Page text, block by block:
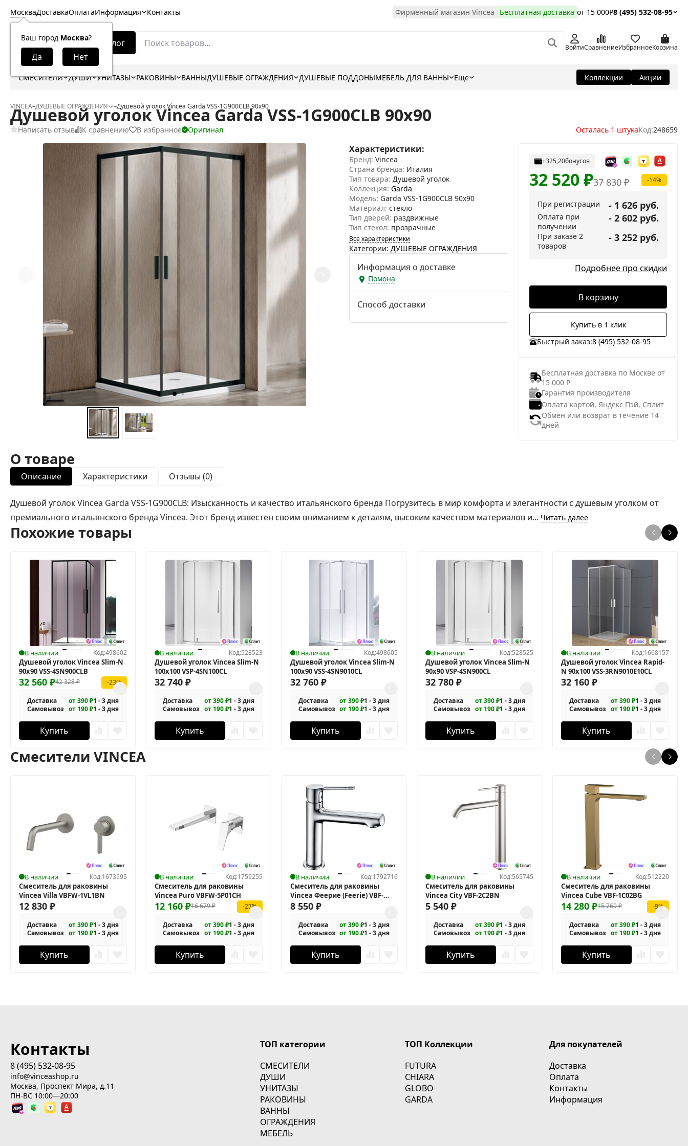
Москва
Ваш город Москва?
ДоставкаОплатаИнформация Контакты Фирменный магазин Vincea Бесплатная доставка от 15 000Р8 (495) 532-08-95
Каталог ВойтиСравнениеИзбранноеКорзина
СМЕСИТЕЛИ ДУШИ УНИТАЗЫ РАКОВИНЫ ВАННЫДУШЕВЫЕ ОГРАЖДЕНИЯ ДУШЕВЫЕ ПОДДОНЫМЕБЕЛЬ ДЛЯ ВАННЫ Еще Коллекции Акции
VINCEA–ДУШЕВЫЕ ОГРАЖДЕНИЯ –Душевой уголок Vincea Garda VSS-1G900CLB 90x90
Душевой уголок Vincea Garda VSS-1G900CLB 90x90
Написать отзыв К сравнению В избранное Оригинал Осталась 1 штукаКод:248659
Характеристики:
Бренд: Vincea
Страна бренда: Италия
Тип товара: Душевой уголок
Коллекция: Garda
Модель: Garda VSS-1G900CLB 90x90
Материал: стекло
Тип дверей: раздвижные
Тип стекол: прозрачные
Все характеристики
Категории: ДУШЕВЫЕ ОГРАЖДЕНИЯ
Информация о доставке
Помона
Способ доставки
+325,20бонусов
37 830₽
32 520₽ -14%
При регистрации - 1 626 руб.
Оплата при
получении
- 2 602 руб.
При заказе 2
товаров
- 3 252 руб.
Подробнее про скидки
В корзину
Купить в 1 клик
Быстрый заказ:8 (495) 532-08-95
Бесплатная доставка по Москве от
15 000 Р
Гарантия производителя
Оплата картой, Яндекс Пэй, Сплит
Обмен или возврат в течение 14
дней
О товаре
Описание Характеристики Отзывы (0)
Душевой уголок Vincea Garda VSS-1G900CLB: Изысканность и качество итальянского бренда Погрузитесь в мир комфорта и элегантности с душевым уголком от
премиального итальянского бренда Vincea. Этот бренд известен своим вниманием к деталям, высоким качеством материалов и... Читать далее
Похожие товары
В наличии Код:498602
Душевой уголок Vincea Slim-N
90x90 VSS-4SN900CLB
42 328₽
32 560 ₽ -23%
Доставка от 390 ₽1 - 3 дня
Самовывоз от 190 ₽1 - 3 дня
Купить
В наличии Код:528523
Душевой уголок Vincea Slim-N
100x100 VSP-4SN100CL
32 740 ₽
Доставка от 390 ₽1 - 3 дня
Самовывоз от 190 ₽1 - 3 дня
Купить
В наличии Код:498605
Душевой уголок Vincea Slim-N
100x90 VSS-4SN9010CL
32 760 ₽
Доставка от 390 ₽1 - 3 дня
Самовывоз от 190 ₽1 - 3 дня
Купить
В наличии Код:528525
Душевой уголок Vincea Slim-N
90x90 VSP-4SN900CL
32 780₽
Доставка от 390 ₽1 - 3 дня
Самовывоз от 190 ₽1 - 3 дня
Купить
В наличии Код:1668157
Душевой уголок Vincea Rapid-
N 90x100 VSS-3RN9010E10CL
32 160₽
Доставка от 390 ₽1 - 3 дня
Самовывоз от 190 ₽1 - 3 дня
Купить
Смесители VINCEA
В наличии Код:1673595
Смеситель для раковины
Vincea Villa VBFW-1VL1BN
12 830 ₽
Доставка от 390 ₽1 - 3 дня
Самовывоз от 190 ₽1 - 3 дня
Купить
В наличии Код:1759255
Смеситель для раковины
Vincea Puro VBFW-5P01CH
16 679₽
12 160 ₽ -27%
Доставка от 390 ₽1 - 3 дня
Самовывоз от 190 ₽1 - 3 дня
Купить
В наличии Код:1792716
Смеситель для раковины
Vincea Феерие (Feerie) VBF-
5FE1CH
8 550 ₽
Доставка от 390 ₽1 - 3 дня
Самовывоз от 190 ₽1 - 3 дня
Купить
В наличии Код:565745
Смеситель для раковины
Vincea City VBF-2C2BN
5 540₽
Доставка от 390 ₽1 - 3 дня
Самовывоз от 190 ₽1 - 3 дня
Купить
В наличии Код:512220
Смеситель для раковины
Vincea Cube VBF-1C02BG
15 769₽
14 280₽ -9%
Доставка от 390 ₽1 - 3 дня
Самовывоз от 190 ₽1 - 3 дня
Купить
Контакты
8 (495) 532-08-95
info@vinceashop.ru
Москва, Проспект Мира, д.11
ПН-ВС 10:00—20:00
ТОП категории
СМЕСИТЕЛИ
ДУШИ
УНИТАЗЫ
РАКОВИНЫ
ВАННЫ
ОГРАЖДЕНИЯ
МЕБЕЛЬ
ТОП Коллекции
FUTURA
CHIARA
GLOBO
GARDA
Для покупателей
Доставка
Оплата
Контакты
Информация